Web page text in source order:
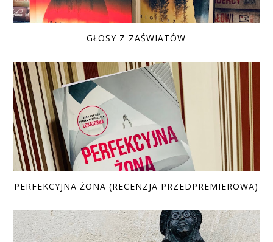
GŁOSY Z ZAŚWIATÓW
PERFEKCYJNA ŻONA (RECENZJA PRZEDPREMIEROWA)